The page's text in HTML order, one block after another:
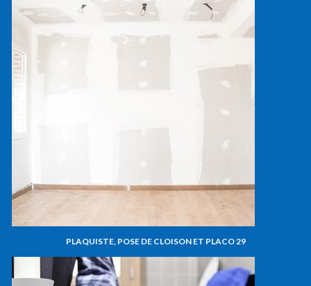
PLAQUISTE, POSE DE CLOISON ET PLACO 29